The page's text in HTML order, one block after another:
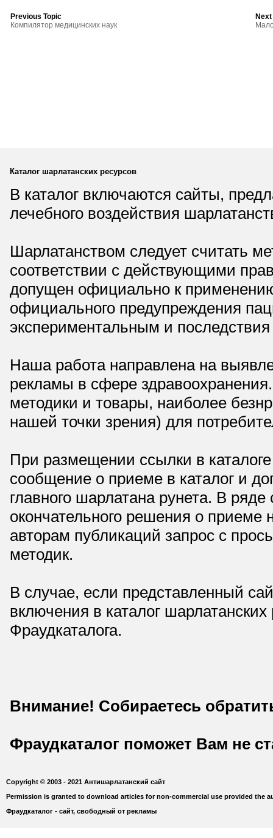
Previous Topic
Компилятор медицинских наук
Каталог шарлатанских ресурсов
В каталог включаются сайты,
лечебного воздействия
Шарлатанством следует считать
соответствии с действующими
допущен официально к
официального предупреждения
экспериментальным и
Наша работа направлена на
рекламы в сфере
методики и товары, наиболее
нашей точки зрения) для
При размещении ссылки в
сообщение о приеме в каталог и
главного шарлатана рунета. В
окончательного решения о приеме
авторам публикаций запрос с
методик.
В случае, если представленный
включения в каталог
Фраудкаталога.
Внимание! Собираетесь
Фраудкаталог поможет Вам не
Copyright © 2003 - 2021 Антишарлатанский сайт
Permission is granted to download articles for non-commercial use provided the
Фраудкаталог - сайт, свободный от рекламы